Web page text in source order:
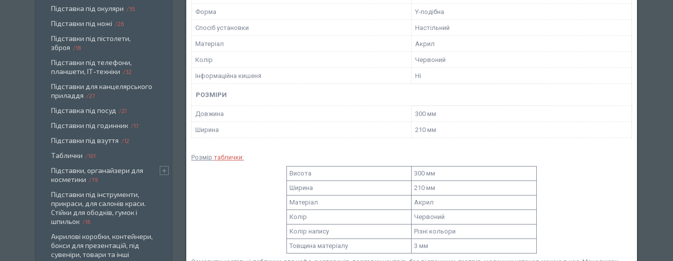
Форма Y-подібна
Спосіб установки Настільний
Матеріал Акрил
Колір Червоний
Інформаційна кишеня Ні
РОЗМІРИ
Довжина 300 мм
Ширина 210 мм
Розмір таблички:
Висота
300 мм
Ширина
210 мм
Матеріал
Акрил
Колір
Червоний
Колір напису
Різні кольори
Товщина матеріалу
3 мм
Підставка під окуляри 35
Підставки під ножі 26
Підставки під пістолети,
зброя
18
Підставки під телефони,
планшети, ІТ-техніки
32
Підставки для канцелярського
приладдя
27
Підставка під посуд 21
Підставки під годинник 17
Підставки під взуття 12
Таблички 101
Підставки, органайзери для
косметики
79
Підставки під інструменти,
прикраси, для салонів краси.
Стійки для ободків, гумок і
шпильок
16
Акрилові коробки, контейнери,
бокси для презентацій, під
сувеніри, товари та інші